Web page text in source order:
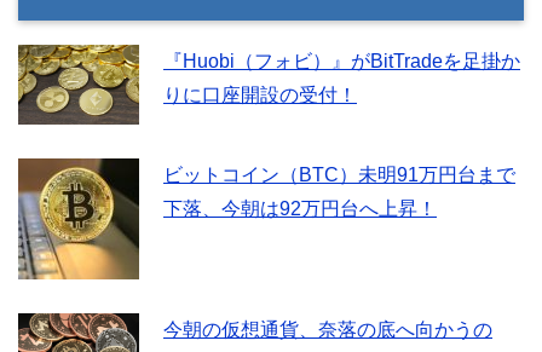
『Huobi（フォビ）』がBitTradeを足掛か
りに口座開設の受付！
ビットコイン（BTC）未明91万円台まで
下落、今朝は92万円台へ上昇！
今朝の仮想通貨、奈落の底へ向かうの